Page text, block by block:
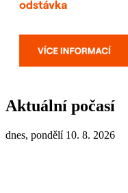
Aktuální počasí
dnes, pondělí 10. 8. 2026